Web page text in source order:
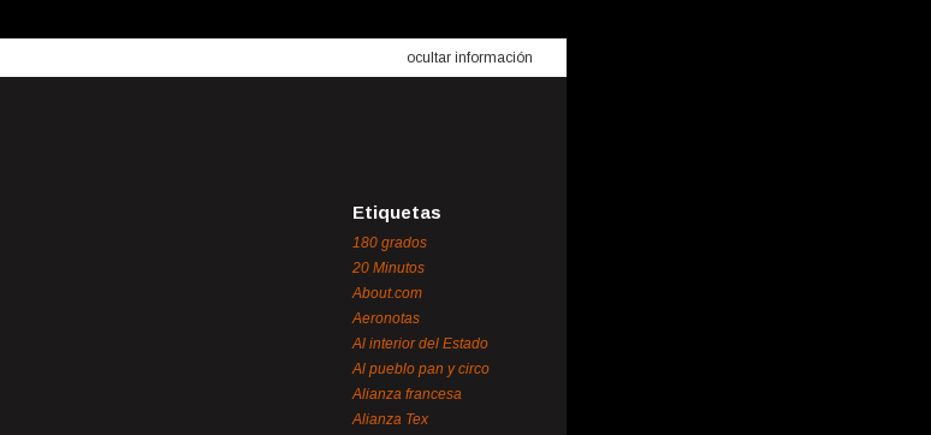
ocultar información
Etiquetas
180 grados
20 Minutos
About.com
Aeronotas
Al interior del Estado
Al pueblo pan y circo
Alianza francesa
Alianza Tex